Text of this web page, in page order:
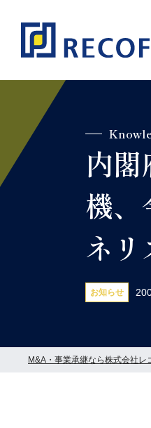
内
機
ネリ
お知らせ
M&A・事業承継なら株式会社レ